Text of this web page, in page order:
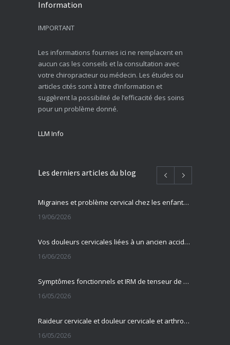
Information
IMPORTANT
Les informations fournies ici ne remplacent en
aucun cas les conseils et la consultation avec
votre chiropracteur ou médecin. Les études ou
articles cités sont à titre d’information et
suggèrent la possibilité de l’efficacité des soins
pour un problème donné.
LLM Info
Les derniers articles du blog
Migraines et problème cervical chez les enfants et adolescents
19/06/2026
Vos douleurs cervicales liées à un ancien accident ?
16/06/2026
Symptômes fonctionnels et IRM de tenseur de diffusion
16/05/2026
Raideur cervicale et douleur cervicale et arthrose cervicale
16/05/2026